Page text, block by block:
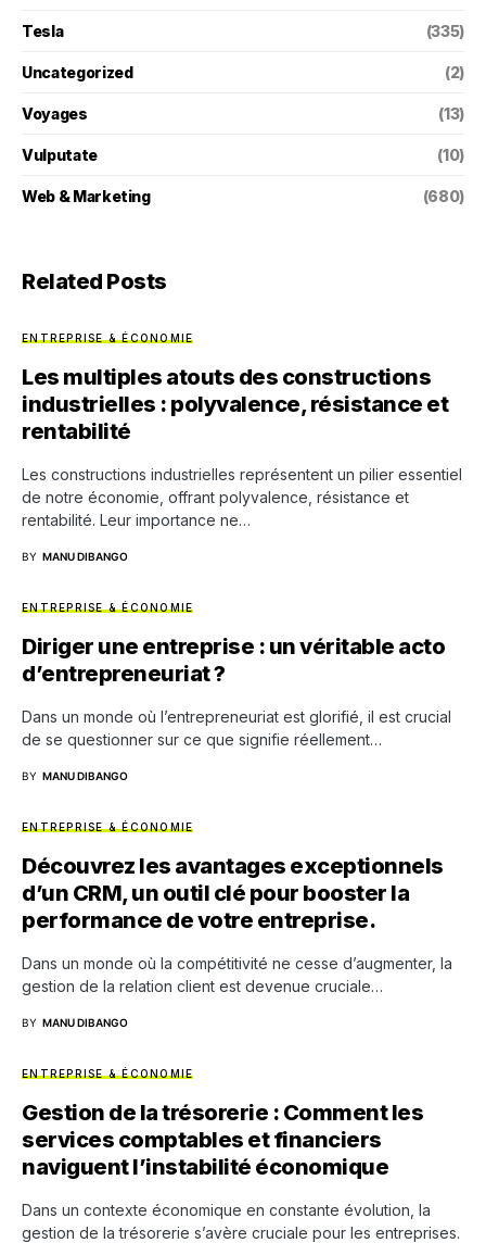
Tesla (335)
Uncategorized (2)
Voyages (13)
Vulputate (10)
Web & Marketing (680)
Related Posts
ENTREPRISE & ÉCONOMIE
Les multiples atouts des constructions
industrielles : polyvalence, résistance et
rentabilité
Les constructions industrielles représentent un pilier essentiel
de notre économie, offrant polyvalence, résistance et
rentabilité. Leur importance ne…
BY MANU DIBANGO
ENTREPRISE & ÉCONOMIE
Diriger une entreprise : un véritable acto
d’entrepreneuriat ?
Dans un monde où l’entrepreneuriat est glorifié, il est crucial
de se questionner sur ce que signifie réellement…
BY MANU DIBANGO
ENTREPRISE & ÉCONOMIE
Découvrez les avantages exceptionnels
d’un CRM, un outil clé pour booster la
performance de votre entreprise.
Dans un monde où la compétitivité ne cesse d’augmenter, la
gestion de la relation client est devenue cruciale…
BY MANU DIBANGO
ENTREPRISE & ÉCONOMIE
Gestion de la trésorerie : Comment les
services comptables et financiers
naviguent l’instabilité économique
Dans un contexte économique en constante évolution, la
gestion de la trésorerie s’avère cruciale pour les entreprises.